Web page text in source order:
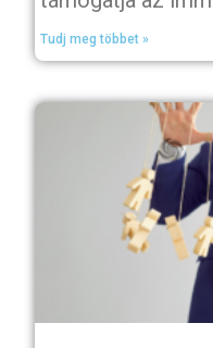
Tudj meg többet »